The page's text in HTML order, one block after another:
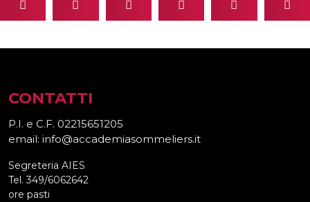
CONTATTI
P.I. e C.F. 02215651205
email: info@accademiasommeliers.it
Segreteria AIES
Tel. 349/6062642
ore pasti